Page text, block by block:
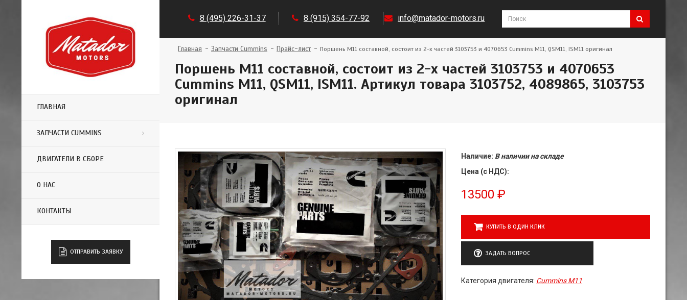
ГЛАВНАЯ
ЗАПЧАСТИ CUMMINS
ДВИГАТЕЛИ В СБОРЕ
О НАС
КОНТАКТЫ
ОТПРАВИТЬ ЗАЯВКУ
8 (495) 226-31-37 8 (915) 354-77-92 info@matador-motors.ru
Главная Запчасти Cummins Прайс-лист Поршень M11 составной, состоит из 2-х частей 3103753 и 4070653 Cummins M11, QSM11, ISM11 оригинал
Поршень M11 составной, состоит из 2-х частей 3103753 и 4070653
Cummins M11, QSM11, ISM11. Артикул товара 3103752, 4089865, 3103753
оригинал
Наличие: В наличии на складе
Цена (с НДС):
13500 ₽
КУПИТЬ В ОДИН КЛИК
ЗАДАТЬ ВОПРОС
Категория двигателя: Cummins M11